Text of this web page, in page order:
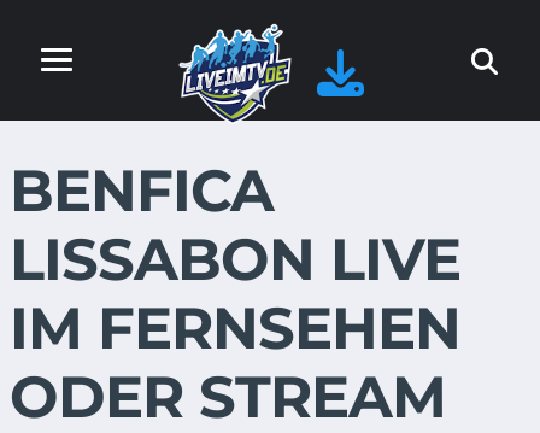
BENFICA
LISSABON LIVE
IM FERNSEHEN
ODER STREAM